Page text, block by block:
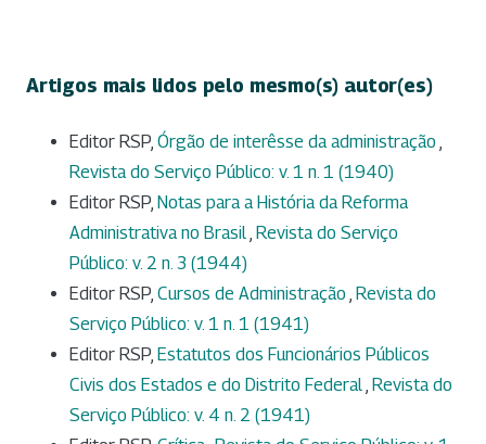
Artigos mais lidos pelo mesmo(s) autor(es)
Editor RSP, Órgão de interêsse da administração
Revista do Serviço Público: v. 1 n. 1 (1940)
Editor RSP, Notas para a História da Reforma
Administrativa no Brasil Revista do Serviço
Público: v. 2 n. 3 (1944)
Editor RSP, Cursos de Administração Revista do
Serviço Público: v. 1 n. 1 (1941)
Editor RSP, Estatutos dos Funcionários Públicos
Civis dos Estados e do Distrito Federal Revista do
Serviço Público: v. 4 n. 2 (1941)